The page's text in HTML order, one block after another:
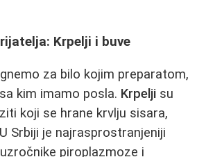
Krpelji i buve
za bilo kojim preparatom,
kim imamo posla. Krpelji su
koji se hrane krvlju sisara,
Srbiji je najrasprostranjeniji
piroplazmoze i